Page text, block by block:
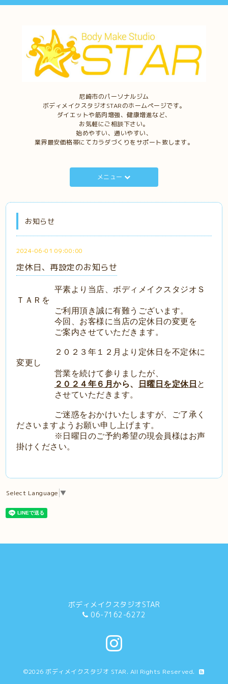
尼崎市のパーソナルジム
ボディメイクスタジオSTARのホームページです。
ダイエットや筋肉増強、健康増進など、
お気軽にご相談下さい。
始めやすい、通いやすい、
業界最安価格帯にてカラダづくりをサポート致します。
メニュー
お知らせ
2024-06-01 09:00:00
定休日、再設定のお知らせ
平素より当店、ボディメイクスタジオＳ
ＴＡＲを
ご利用頂き誠に有難うございます。
今回、お客様に当店の定休日の変更を
ご案内させていただきます。
２０２３年１２月より定休日を不定休に
変更し
営業を続けて参りましたが、
２０２４年６月から、 日曜日を定休日 と
させていただきます。
ご迷惑をおかけいたしますが、ご了承く
ださいますようお願い申し上げます。
※日曜日のご予約希望の現会員様はお声
掛けください。
Select Language ▼
ボディメイクスタジオSTAR
06-7162-6272
©2026 ボディメイクスタジオ STAR. All Rights Reserved.